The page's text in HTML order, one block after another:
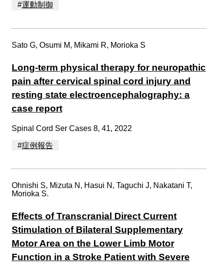
#運動制御
Sato G, Osumi M, Mikami R, Morioka S
Long-term physical therapy for neuropathic
pain after cervical spinal cord injury and
resting state electroencephalography: a
case report
Spinal Cord Ser Cases 8, 41, 2022
#症例報告
Ohnishi S, Mizuta N, Hasui N, Taguchi J, Nakatani T,
Morioka S.
Effects of Transcranial Direct Current
Stimulation of Bilateral Supplementary
Motor Area on the Lower Limb Motor
Function in a Stroke Patient with Severe